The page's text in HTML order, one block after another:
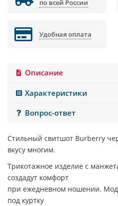
по всей России
Удобная оплата
Описание
Характеристики
Вопрос-ответ
Стильный свитшот Burberry
вкусу многим.
Трикотажное изделие с
создадут комфорт
при ежедневном ношении.
под куртку